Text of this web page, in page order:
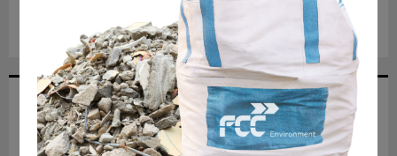
NAJNOWSZE ARTYKUŁY
Ponad 2 promile na rowerze. Kosztowna przejażdżka 34-